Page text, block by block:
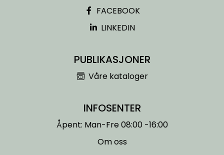
FACEBOOK
LINKEDIN
PUBLIKASJONER
Våre kataloger
INFOSENTER
Åpent: Man-Fre 08:00 -16:00
Om oss